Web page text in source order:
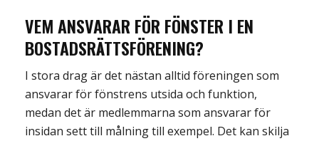
VEM ANSVARAR FÖR FÖNSTER I EN
BOSTADSRÄTTSFÖRENING?
I stora drag är det nästan alltid föreningen som
ansvarar för fönstrens utsida och funktion,
medan det är medlemmarna som ansvarar för
insidan sett till målning till exempel. Det kan skilja